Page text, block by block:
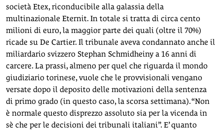
società Etex, riconducibile alla galassia della
multinazionale Eternit. In totale si tratta di circa cento
milioni di euro, la maggior parte dei quali (oltre il 70%)
ricade su De Cartier. Il tribunale aveva condannato anche il
miliardario svizzero Stephan Schmidheiny a 16 anni di
carcere. La prassi, almeno per quel che riguarda il mondo
giudiziario torinese, vuole che le provvisionali vengano
versate dopo il deposito delle motivazioni della sentenza
di primo grado (in questo caso, la scorsa settimana). “Non
è normale questo disprezzo assoluto sia per la vicenda in
sè che per le decisioni dei tribunali italiani”. E’ quanto